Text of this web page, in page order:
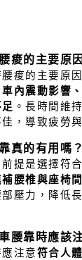
痠的主要原
痠的主要原
內震動影響
。長時間維
，導致疲勞
真的有用嗎？
提是選擇符
補腰椎與座椅
壓力，降低
腰靠時應該
注意符合人